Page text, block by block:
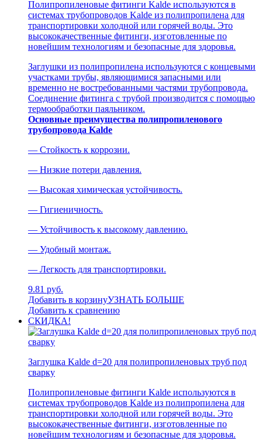
Полипропиленовые фитинги Kalde используются в
системах трубопроводов Kalde из полипропилена для
транспортировки холодной или горячей воды. Это
высококачественные фитинги, изготовленные по
новейшим технологиям и безопасные для здоровья.
Заглушки из полипропилена используются с концевыми
участками трубы, являющимися запасными или
временно не востребованными частями трубопровода.
Соединение фитинга с трубой производится с помощью
термообработки паяльником.
Основные преимущества полипропиленового
трубопровода Kalde
— Стойкость к коррозии.
— Низкие потери давления.
— Высокая химическая устойчивость.
— Гигиеничность.
— Устойчивость к высокому давлению.
— Удобный монтаж.
— Легкость для транспортировки.
9.81 руб.
Добавить в корзинуУЗНАТЬ БОЛЬШЕ
Добавить к сравнению
СКИДКА!
Заглушка Kalde d=20 для полипропиленовых труб под
сварку
Полипропиленовые фитинги Kalde используются в
системах трубопроводов Kalde из полипропилена для
транспортировки холодной или горячей воды. Это
высококачественные фитинги, изготовленные по
новейшим технологиям и безопасные для здоровья.